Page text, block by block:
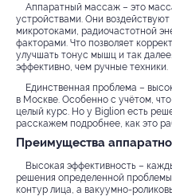
Аппаратный массаж – это
устройствами. Они воздействуют
микротоками, радиочастотной
факторами. Что позволяет
улучшать тонус мышц и так
эффективно, чем ручные техники.
Единственная проблема –
в Москве. Особенно с учётом,
целый курс. Но у Biglion есть
расскажем подробнее, как это
Преимущества
Высокая эффективность –
решения определенной
контур лица, а вакуумно-